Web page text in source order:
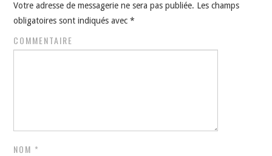
Votre adresse de messagerie ne sera pas publiée. Les champs
obligatoires sont indiqués avec*
COMMENTAIRE
NOM *